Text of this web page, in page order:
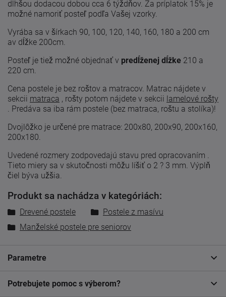
dlhšou dodacou dobou cca 6 týždňov. Za príplatok 15% je
možné namoriť posteľ podľa Vašej vzorky.
Vyrába sa v šírkach 90, 100, 120, 140, 160, 180 a 200 cm
av dĺžke 200cm.
Posteľ je tiež možné objednať v predĺženej dĺžke 210 a
220 cm.
Cena postele je bez roštov a matracov. Matrac nájdete v
sekcii matraca , rošty potom nájdete v sekcii lamelové rošty
. Predáva sa iba rám postele (bez matraca, roštu a stolíka)!
Dvojlôžko je určené pre matrace: 200x80, 200x90, 200x160,
200x180.
Uvedené rozmery zodpovedajú stavu pred opracovaním .
Tieto miery sa v skutočnosti môžu líšiť o 2 ? 3 mm. Výplň
čiel býva užšia.
Produkt sa nachádza v kategóriách:
Drevené postele
Postele z masívu
Manželské postele pre seniorov
Parametre
Potrebujete pomoc s výberom?